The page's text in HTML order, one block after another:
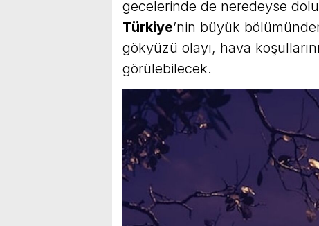
gecelerinde de neredeyse
Türkiye’nin büyük
gökyüzü olayı, hava
görülebilecek.